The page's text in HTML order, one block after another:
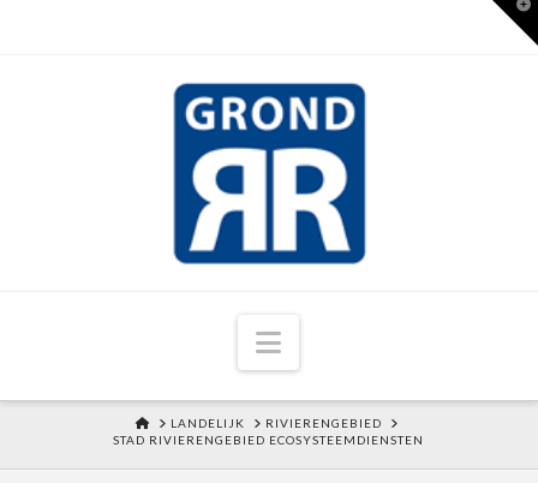
Navigation
HOMELANDELIJK
RIVIERENGEBIED
STAD RIVIERENGEBIED ECOSYSTEEMDIENSTEN